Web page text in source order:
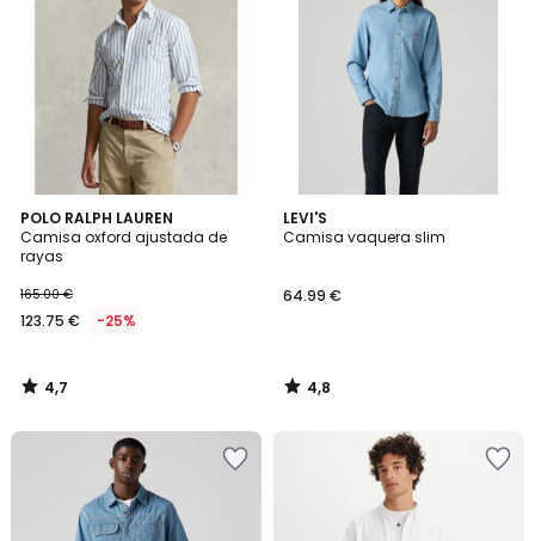
POLO RALPH LAUREN
Camisa oxford ajustada de
rayas
165.00 €
123.75 € -25%
4,7
/ 5
4,7
/
LEVI'S
Camisa vaquera slim
64.99 €
4,8
/ 5
4,8
/